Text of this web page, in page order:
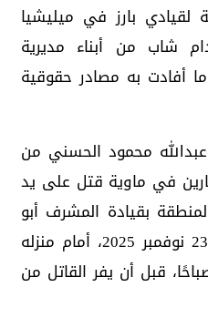
لقيادي بارز في ميليشيا
شاب من أبناء مديرية
أفادت به مصادر حقوقية
محمود الحسني من
في ماوية قتل على يد
بقيادة المشرف أبو
خالد، صباح الأحد الموافق 23 نوفمبر 2025، أمام منزله
قبل أن يفر القاتل من